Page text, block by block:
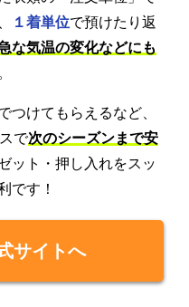
１着単位で預けたり返
な気温の変化などにも
つけてもらえるなど、
で次のシーズンまで安
ット・押し入れをスッ
です！
サイトへ